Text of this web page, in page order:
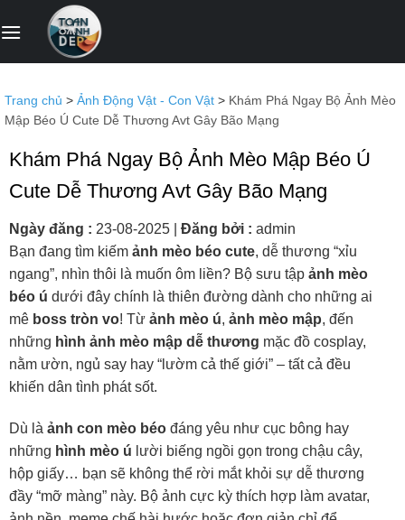
qua
Trang chủ > Ảnh Động Vật - Con Vật > Khám Phá Ngay Bộ Ảnh Mèo
Mập Béo Ú Cute Dễ Thương Avt Gây Bão Mạng
Khám Phá Ngay Bộ Ảnh Mèo Mập Béo Ú
Cute Dễ Thương Avt Gây Bão Mạng
Ngày đăng : 23-08-2025 Đăng bởi : admin
Bạn đang tìm kiếm ảnh mèo béo cute, dễ thương “xỉu
ngang”, nhìn thôi là muốn ôm liền? Bộ sưu tập ảnh mèo
béo ú dưới đây chính là thiên đường dành cho những ai
mê boss tròn vo! Từ ảnh mèo ú, ảnh mèo mập, đến
những hình ảnh mèo mập dễ thương mặc đồ cosplay,
nằm ườn, ngủ say hay “lườm cả thế giới” – tất cả đều
khiến dân tình phát sốt.
Dù là ảnh con mèo béo đáng yêu như cục bông hay
những hình mèo ú lười biếng ngồi gọn trong chậu cây,
hộp giấy… bạn sẽ không thể rời mắt khỏi sự dễ thương
đầy “mỡ màng” này. Bộ ảnh cực kỳ thích hợp làm avatar,